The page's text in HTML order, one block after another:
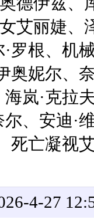
艾丽婕、
·罗根、机
奥妮尔、
岚·克拉
、安迪·
死亡凝视
4-27